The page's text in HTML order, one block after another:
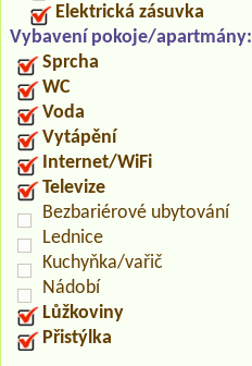
Elektrická zásuvka
Vybavení pokoje/apartmány:
Sprcha
WC
Voda
Vytápění
Internet/WiFi
Televize
Bezbariérové ubytování
Lednice
Kuchyňka/vařič
Nádobí
Lůžkoviny
Přistýlka